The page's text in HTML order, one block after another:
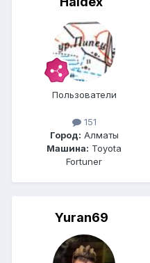
Пользователи
151
Город: Алматы
Машина: Toyota
Fortuner
Yuran69